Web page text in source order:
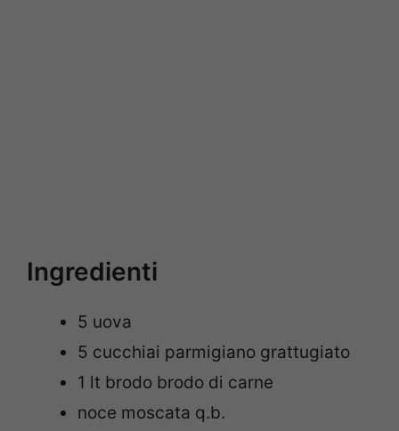
Ingredienti
5 uova
5 cucchiai parmigiano grattugiato
1 lt brodo brodo di carne
noce moscata q.b.